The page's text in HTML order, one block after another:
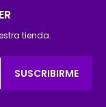
tienda.
SUSCRIBIRME